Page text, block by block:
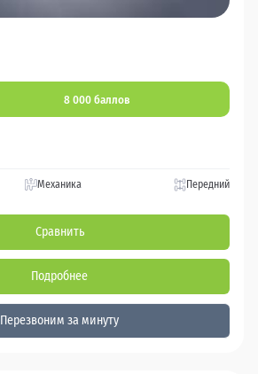
8 000 баллов
Механика Передний
Сравнить
Подробнее
Перезвоним за минуту